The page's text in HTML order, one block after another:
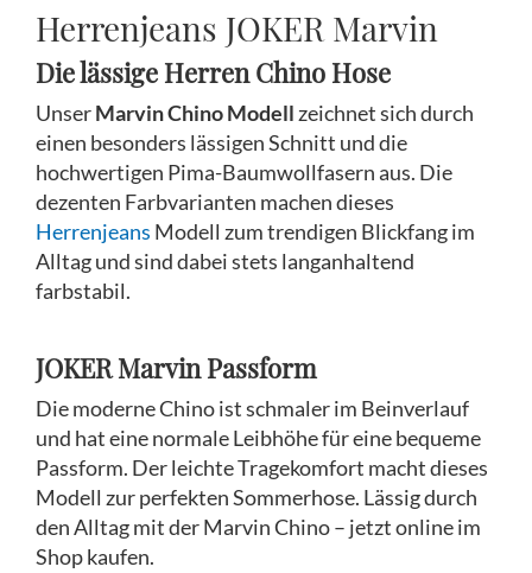
Herrenjeans JOKER Marvin
Die lässige Herren Chino Hose
UnserMarvinChino Modell zeichnet sich durch
einen besonders lässigen Schnitt und die
hochwertigen Pima-Baumwollfasern aus. Die
dezenten Farbvarianten machen dieses
Herrenjeans Modell zum trendigen Blickfang im
Alltag und sind dabei stets langanhaltend
farbstabil.
JOKER Marvin Passform
Die moderne Chino ist schmaler im Beinverlauf
und hat eine normale Leibhöhe für eine bequeme
Passform. Der leichte Tragekomfort macht dieses
Modell zur perfekten Sommerhose. Lässig durch
den Alltag mit der Marvin Chino – jetzt online im
Shop kaufen.